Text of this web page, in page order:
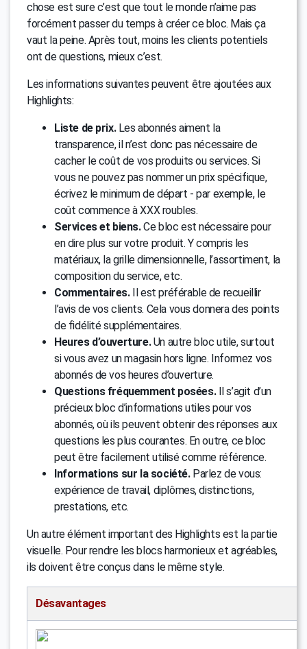
chose est sure c’est que tout le monde n’aime pas
forcément passer du temps à créer ce bloc. Mais ça
vaut la peine. Après tout, moins les clients potentiels
ont de questions, mieux c’est.
Les informations suivantes peuvent être ajoutées aux
Highlights:
Liste de prix.Les abonnés aiment la
transparence, il n’est donc pas nécessaire de
cacher le coût de vos produits ou services. Si
vous ne pouvez pas nommer un prix spécifique,
écrivez le minimum de départ - par exemple, le
coût commence à XXX roubles.
Services et biens.Ce bloc est nécessaire pour
en dire plus sur votre produit. Y compris les
matériaux, la grille dimensionnelle, l’assortiment, la
composition du service, etc.
Commentaires.Il est préférable de recueillir
l’avis de vos clients. Cela vous donnera des points
de fidélité supplémentaires.
Heures d’ouverture.Un autre bloc utile, surtout
si vous avez un magasin hors ligne. Informez vos
abonnés de vos heures d’ouverture.
Questions fréquemment posées.Il s’agit d’un
précieux bloc d’informations utiles pour vos
abonnés, où ils peuvent obtenir des réponses aux
questions les plus courantes. En outre, ce bloc
peut être facilement utilisé comme référence.
Informations sur la société.Parlez de vous:
expérience de travail, diplômes, distinctions,
prestations, etc.
Un autre élément important des Highlights est la partie
visuelle. Pour rendre les blocs harmonieux et agréables,
ils doivent être conçus dans le même style.
Désavantages